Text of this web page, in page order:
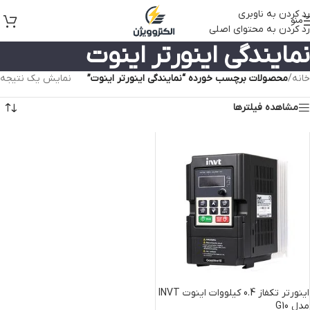
رد کردن به ناوبری
رد کردن به محتوای اصلی
منو
نمایندگی اینورتر اینوت
خانه/محصولات برچسب خورده “نمایندگی اینورتر اینوت” نمایش یک نتیجه
مشاهده فیلترها
اینورتر تکفاز 0.4 کیلووات اینوت INVT
مدل G10